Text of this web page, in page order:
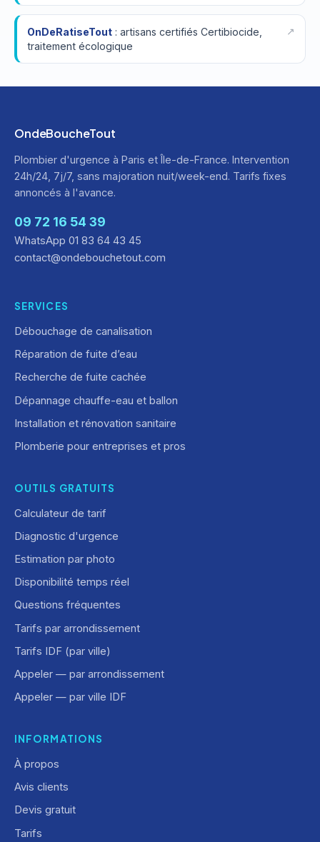
OnDeRatiseTout: artisans certifiés Certibiocide,
traitement écologique
OndeBoucheTout
Plombier d'urgence à Paris et Île-de-France. Intervention
24h/24, 7j/7, sans majoration nuit/week-end. Tarifs fixes
annoncés à l'avance.
09 72 16 54 39
WhatsApp 01 83 64 43 45
contact@ondebouchetout.com
SERVICES
Débouchage de canalisation
Réparation de fuite d’eau
Recherche de fuite cachée
Dépannage chauffe-eau et ballon
Installation et rénovation sanitaire
Plomberie pour entreprises et pros
OUTILS GRATUITS
Calculateur de tarif
Diagnostic d'urgence
Estimation par photo
Disponibilité temps réel
Questions fréquentes
Tarifs par arrondissement
Tarifs IDF (par ville)
Appeler — par arrondissement
Appeler — par ville IDF
INFORMATIONS
À propos
Avis clients
Devis gratuit
Tarifs